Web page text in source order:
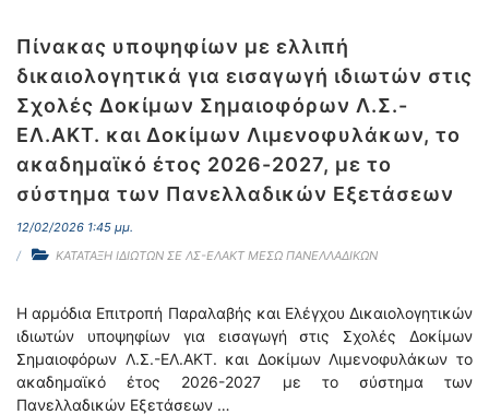
Πίνακας υποψηφίων με ελλιπή
δικαιολογητικά για εισαγωγή ιδιωτών στις
Σχολές Δοκίμων Σημαιοφόρων Λ.Σ.-
ΕΛ.ΑΚΤ. και Δοκίμων Λιμενοφυλάκων, το
ακαδημαϊκό έτος 2026-2027, με το
σύστημα των Πανελλαδικών Εξετάσεων
12/02/2026 1:45 μμ.
ΚΑΤΑΤΑΞΗ ΙΔΙΩΤΩΝ ΣΕ ΛΣ-ΕΛΑΚΤ ΜΕΣΩ ΠΑΝΕΛΛΑΔΙΚΩΝ
Η αρμόδια Επιτροπή Παραλαβής και Ελέγχου Δικαιολογητικών
ιδιωτών υποψηφίων για εισαγωγή στις Σχολές Δοκίμων
Σημαιοφόρων Λ.Σ.-ΕΛ.ΑΚΤ. και Δοκίμων Λιμενοφυλάκων το
ακαδημαϊκό έτος 2026-2027 με το σύστημα των
Πανελλαδικών Εξετάσεων …